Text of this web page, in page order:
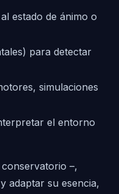
estado de ánimo o
para detectar
simulaciones
el entorno
–,
adaptar su esencia,